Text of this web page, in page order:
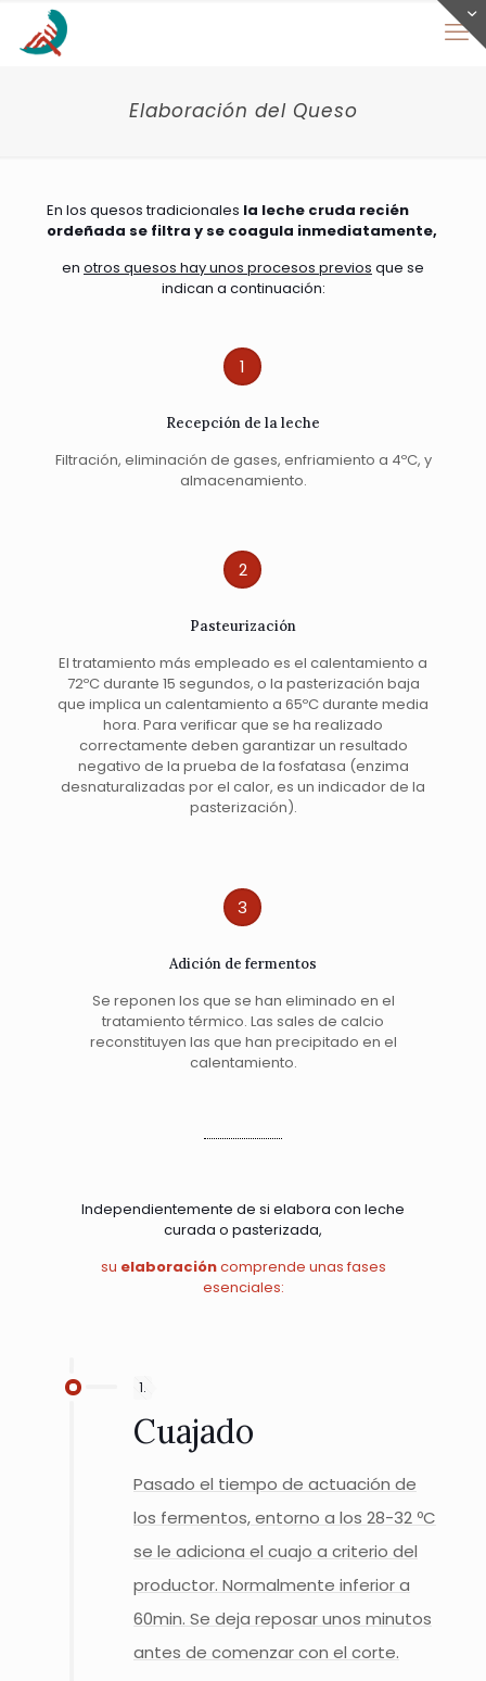
Elaboración del Queso
En los quesos tradicionales la leche cruda recién
ordeñada se filtra y se coagula inmediatamente,
en otros quesos hay unos procesos previos que se
indican a continuación:
1
Recepción de la leche
Filtración, eliminación de gases, enfriamiento a 4ºC, y
almacenamiento.
2
Pasteurización
El tratamiento más empleado es el calentamiento a
72ºC durante 15 segundos, o la pasterización baja
que implica un calentamiento a 65ºC durante media
hora. Para verificar que se ha realizado
correctamente deben garantizar un resultado
negativo de la prueba de la fosfatasa (enzima
desnaturalizadas por el calor, es un indicador de la
pasterización).
3
Adición de fermentos
Se reponen los que se han eliminado en el
tratamiento térmico. Las sales de calcio
reconstituyen las que han precipitado en el
calentamiento.
Independientemente de si elabora con leche
curada o pasterizada,
su elaboracióncomprende unas fases
esenciales:
1.
Cuajado
Pasado el tiempo de actuación de
los fermentos, entorno a los 28-32 ºC
se le adiciona el cuajo a criterio del
productor. Normalmente inferior a
60min. Se deja reposar unos minutos
antes de comenzar con el corte.